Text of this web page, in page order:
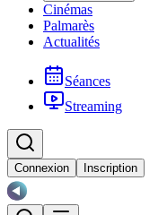
Cinémas
Palmarès
Actualités
Séances
Streaming
Connexion Inscription